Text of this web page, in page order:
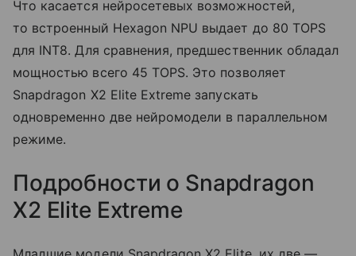
Что касается нейросетевых возможностей,
то встроенный Hexagon NPU выдает до 80 TOPS
для INT8. Для сравнения, предшественник обладал
мощностью всего 45 TOPS. Это позволяет
Snapdragon X2 Elite Extreme запускать
одновременно две нейромодели в параллельном
режиме.
Подробности о Snapdragon
X2 Elite Extreme